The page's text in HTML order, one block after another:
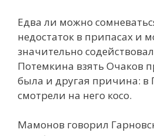
Едва ли можно
недостаток в припасах и
значительно
Потемкина взять Очаков
была и другая причина: в
смотрели на него косо.
Мамонов говорил